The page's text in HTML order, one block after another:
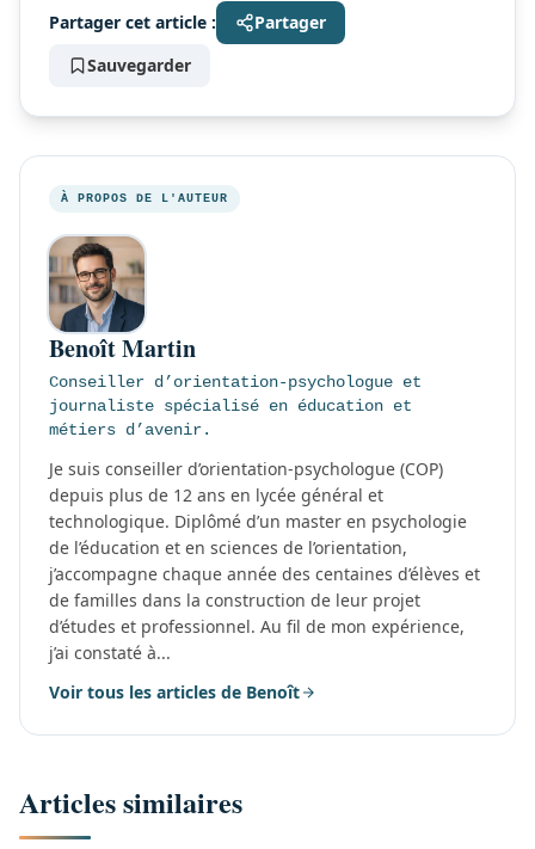
Partager cet article :
Partager
Sauvegarder
À PROPOS DE L'AUTEUR
Benoît Martin
Conseiller d’orientation-psychologue et
journaliste spécialisé en éducation et
métiers d’avenir.
Je suis conseiller d’orientation-psychologue (COP)
depuis plus de 12 ans en lycée général et
technologique. Diplômé d’un master en psychologie
de l’éducation et en sciences de l’orientation,
j’accompagne chaque année des centaines d’élèves et
de familles dans la construction de leur projet
d’études et professionnel. Au fil de mon expérience,
j’ai constaté à...
Voir tous les articles de Benoît
Articles similaires